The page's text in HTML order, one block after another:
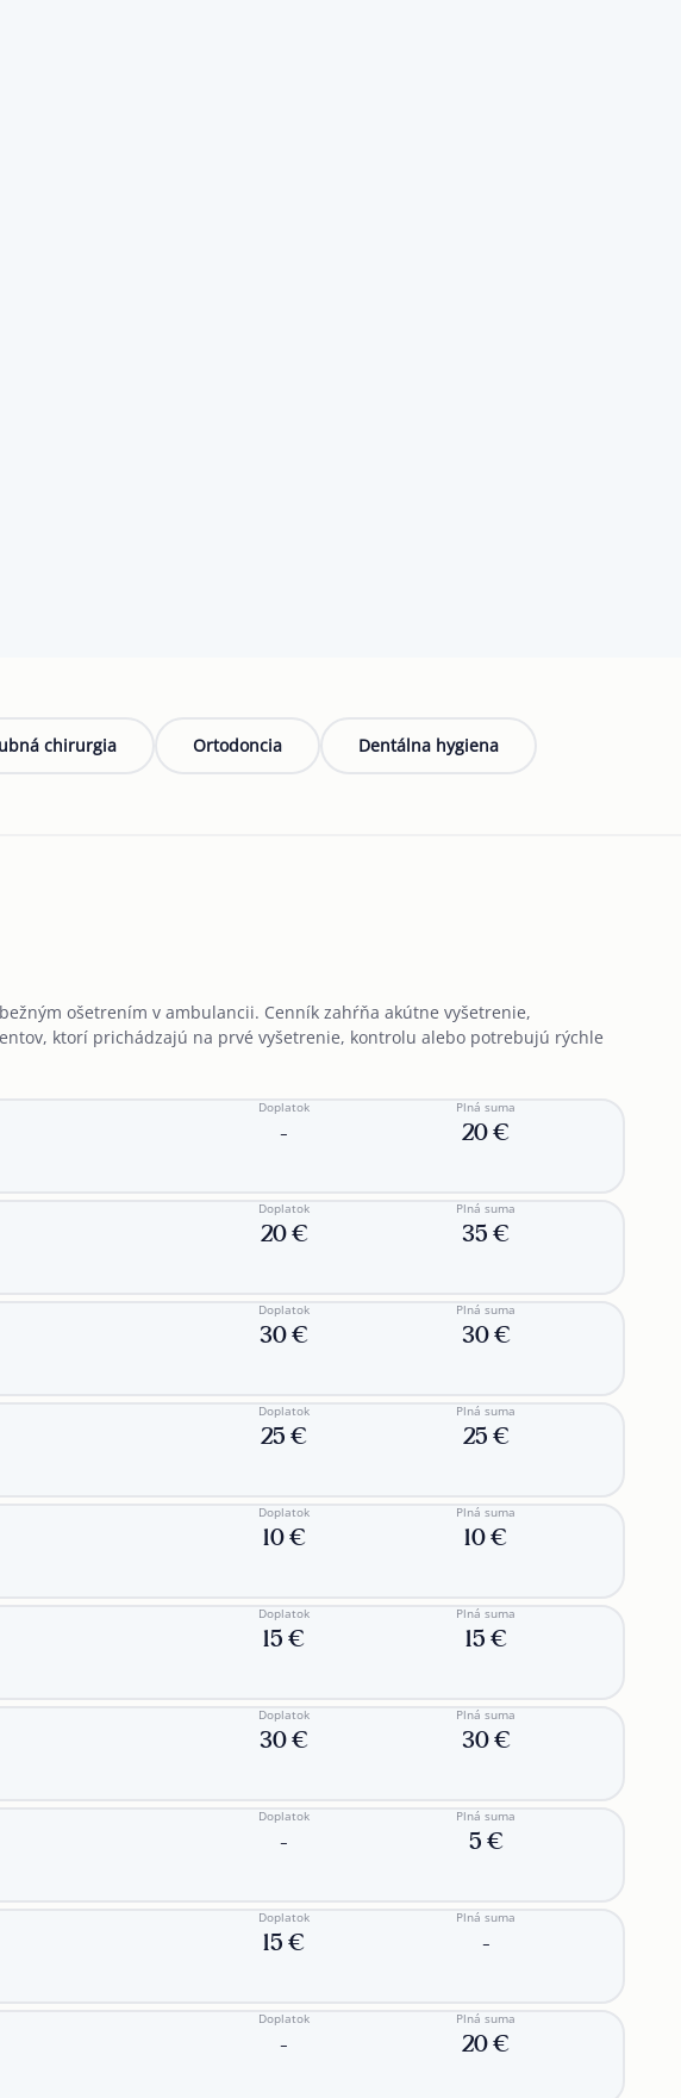
chirurgia Ortodoncia Dentálna hygiena
ošetrením v ambulancii. Cenník zahŕňa akútne vyšetrenie,
ktorí prichádzajú na prvé vyšetrenie, kontrolu alebo potrebujú rýchle
Doplatok
-
Plná suma
20 €
Doplatok
20 €
Plná suma
35 €
Doplatok
30 €
Plná suma
30 €
Doplatok
25 €
Plná suma
25 €
Doplatok
10 €
Plná suma
10 €
Doplatok
15 €
Plná suma
15 €
Doplatok
30 €
Plná suma
30 €
Doplatok
-
Plná suma
5 €
Doplatok
15 €
Plná suma
-
Doplatok
-
Plná suma
20 €